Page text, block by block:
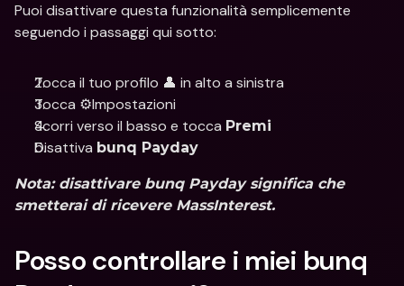
Puoi disattivare questa funzionalità semplicemente
seguendo i passaggi qui sotto:
Tocca il tuo profilo 👤 in alto a sinistra
Tocca ⚙️Impostazioni
Scorri verso il basso e tocca Premi
Disattiva bunq Payday
Nota: disattivare bunq Payday significa che
smetterai di ricevere MassInterest.
Posso controllare i miei bunq